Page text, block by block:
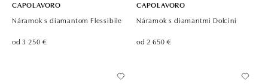
CAPOLAVORO
Náramok s diamantom Flessibile
od 3 250 €
CAPOLAVORO
Náramok s diamantmi Dolcini
od 2 650 €